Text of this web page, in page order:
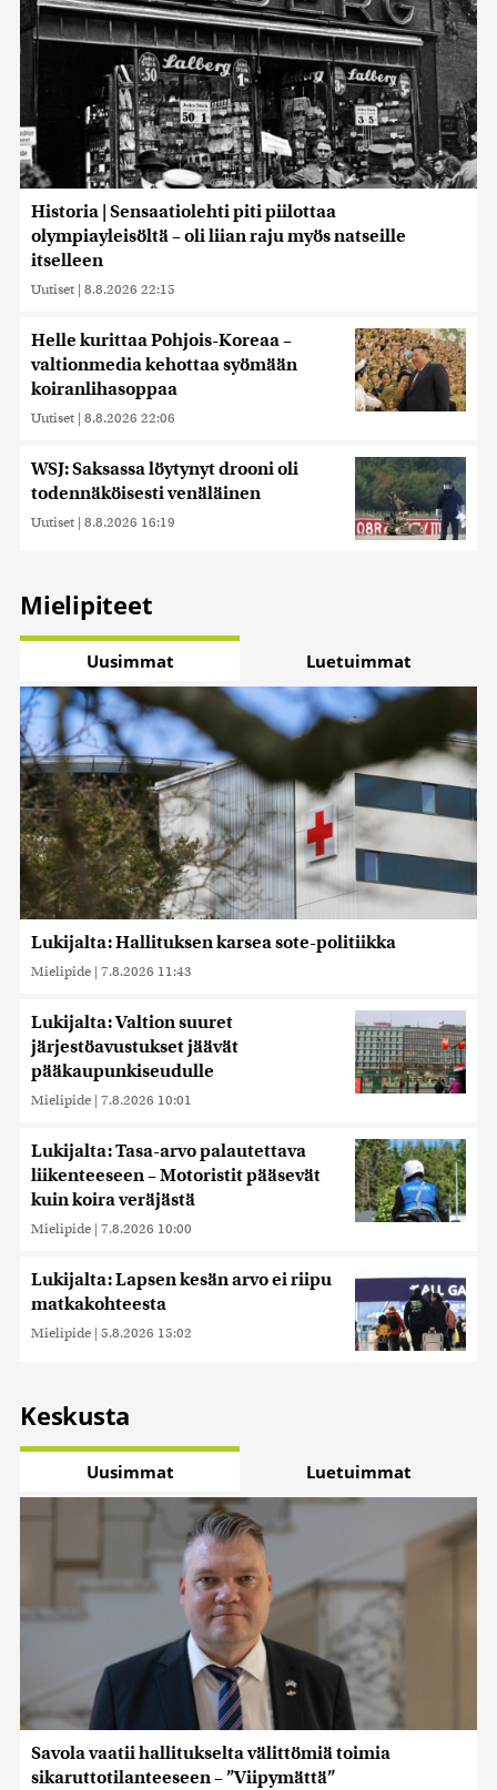
Historia | Sensaatiolehti piti piilottaa
olympiayleisöltä – oli liian raju myös natseille
itselleen
Uutiset | 8.8.2026 22:15
Helle kurittaa Pohjois-Koreaa –
valtionmedia kehottaa syömään
koiranlihasoppaa
Uutiset | 8.8.2026 22:06
WSJ: Saksassa löytynyt drooni oli
todennäköisesti venäläinen
Uutiset | 8.8.2026 16:19
Mielipiteet
Uusimmat Luetuimmat
Lukijalta: Hallituksen karsea sote-politiikka
Mielipide | 7.8.2026 11:43
Lukijalta: Valtion suuret
järjestöavustukset jäävät
pääkaupunkiseudulle
Mielipide | 7.8.2026 10:01
Lukijalta: Tasa-arvo palautettava
liikenteeseen – Motoristit pääsevät
kuin koira veräjästä
Mielipide | 7.8.2026 10:00
Lukijalta: Lapsen kesän arvo ei riipu
matkakohteesta
Mielipide | 5.8.2026 15:02
Keskusta
Uusimmat Luetuimmat
Savola vaatii hallitukselta välittömiä toimia
sikaruttotilanteeseen – ”Viipymättä”